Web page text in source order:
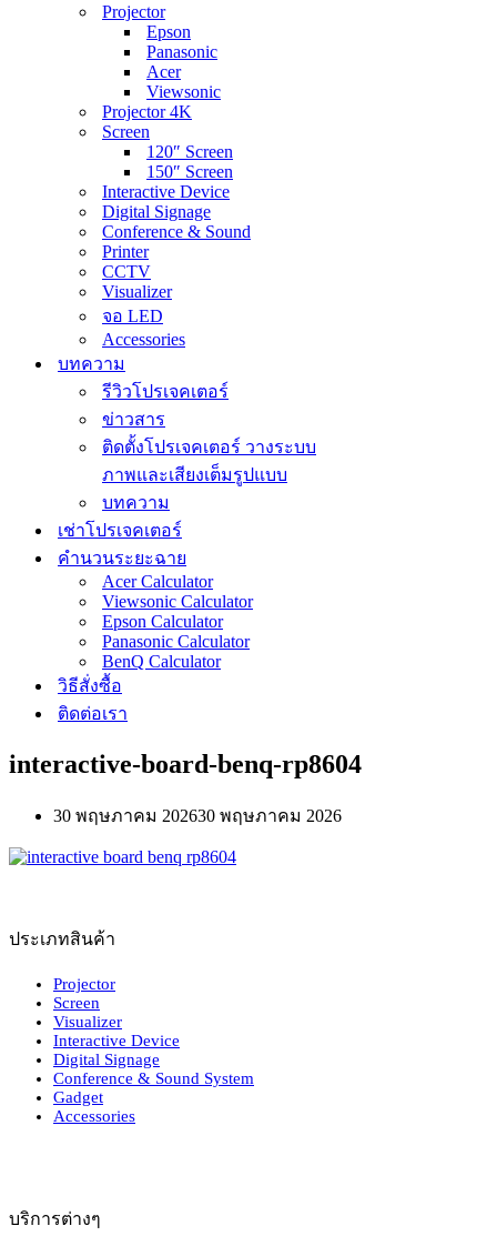
Projector
Epson
Panasonic
Acer
Viewsonic
Projector 4K
Screen
120″ Screen
150″ Screen
Interactive Device
Digital Signage
Conference & Sound
Printer
CCTV
Visualizer
จอ LED
Accessories
บทความ
รีวิวโปรเจคเตอร์
ข่าวสาร
ติดตั้งโปรเจคเตอร์ วางระบบ
ภาพและเสียงเต็มรูปแบบ
บทความ
เช่าโปรเจคเตอร์
คำนวนระยะฉาย
Acer Calculator
Viewsonic Calculator
Epson Calculator
Panasonic Calculator
BenQ Calculator
วิธีสั่งซื้อ
ติดต่อเรา
interactive-board-benq-rp8604
30 พฤษภาคม 202630 พฤษภาคม 2026
ประเภทสินค้า
Projector
Screen
Visualizer
Interactive Device
Digital Signage
Conference & Sound System
Gadget
Accessories
บริการต่างๆ